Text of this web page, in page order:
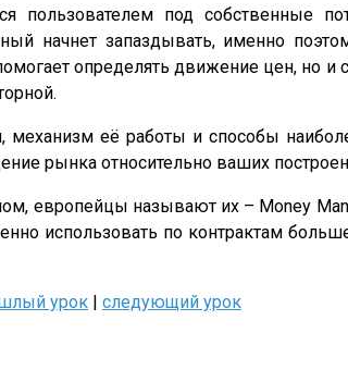
под собственные
начнет запаздывать, именно
определять движение цен, но и
механизм её работы и способы
рынка относительно ваших
европейцы называют их – Money
использовать по контрактам
урок следующий урок